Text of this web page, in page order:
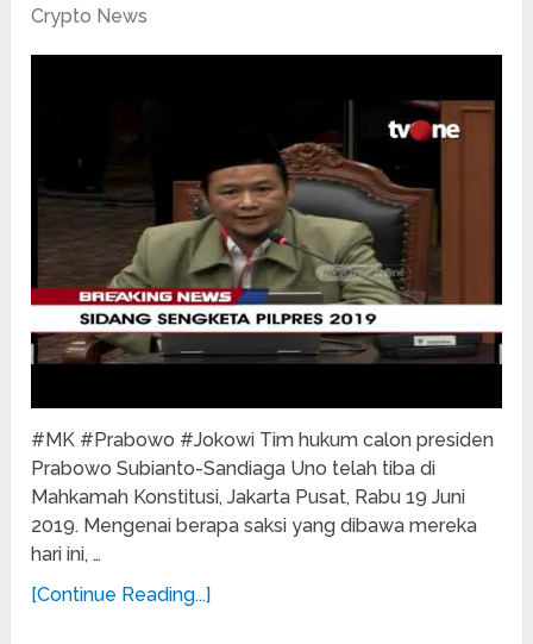
Crypto News
#MK #Prabowo #Jokowi Tim hukum calon presiden
Prabowo Subianto-Sandiaga Uno telah tiba di
Mahkamah Konstitusi, Jakarta Pusat, Rabu 19 Juni
2019. Mengenai berapa saksi yang dibawa mereka
hari ini, …
[Continue Reading...]